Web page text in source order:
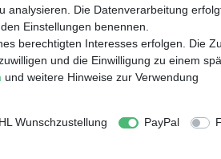
AGB
analysieren. Die Datenverarbeitung
Einstellungen benennen.
berechtigten Interesses erfolgen. Die
und die Einwilligung zu einem
und weitere Hinweise zur Verwendung
Wunschzustellung PayPal